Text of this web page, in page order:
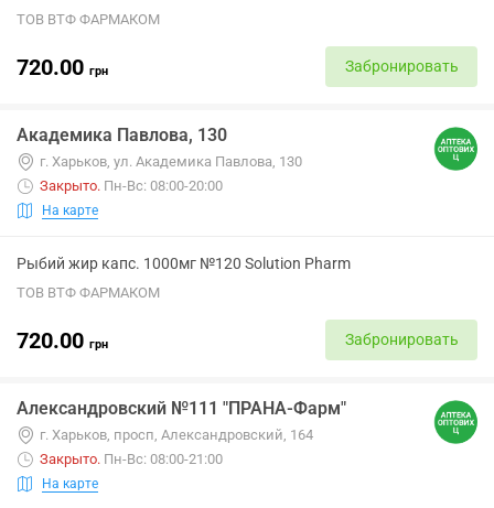
ТОВ ВТФ ФАРМАКОМ
720.00 грн Забронировать
Академика Павлова, 130
г. Харьков, ул. Академика Павлова, 130
Закрыто. Пн-Вс: 08:00-20:00
На карте
Рыбий жир капс. 1000мг №120 Solution Pharm
ТОВ ВТФ ФАРМАКОМ
720.00 грн Забронировать
Александровский №111 "ПРАНА-Фарм"
г. Харьков, просп, Александровский, 164
Закрыто. Пн-Вс: 08:00-21:00
На карте